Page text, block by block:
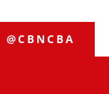
@CBNCBA